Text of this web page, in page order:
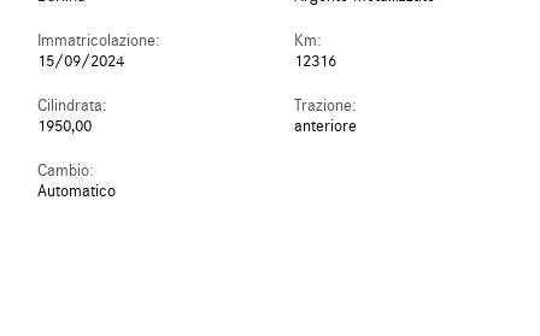
Immatricolazione:
15/09/2024
Km:
12316
Cilindrata:
1950,00
Trazione:
anteriore
Cambio:
Automatico